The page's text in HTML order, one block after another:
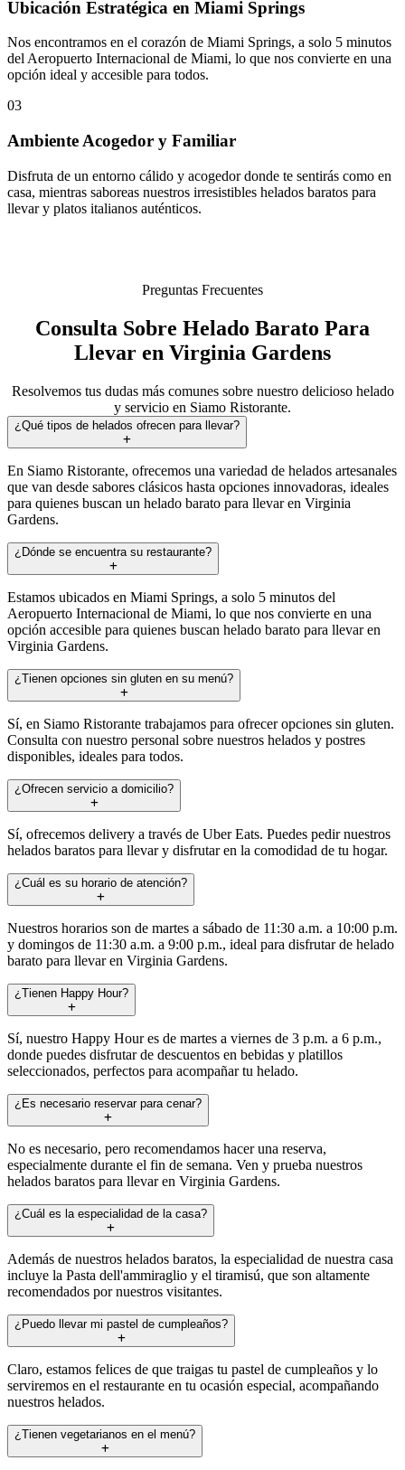
Ubicación Estratégica en Miami Springs
Nos encontramos en el corazón de Miami Springs, a solo 5 minutos
del Aeropuerto Internacional de Miami, lo que nos convierte en una
opción ideal y accesible para todos.
03
Ambiente Acogedor y Familiar
Disfruta de un entorno cálido y acogedor donde te sentirás como en
casa, mientras saboreas nuestros irresistibles helados baratos para
llevar y platos italianos auténticos.
Preguntas Frecuentes
Consulta Sobre Helado Barato Para
Llevar en Virginia Gardens
Resolvemos tus dudas más comunes sobre nuestro delicioso helado
y servicio en Siamo Ristorante.
¿Qué tipos de helados ofrecen para llevar?
En Siamo Ristorante, ofrecemos una variedad de helados artesanales
que van desde sabores clásicos hasta opciones innovadoras, ideales
para quienes buscan un helado barato para llevar en Virginia
Gardens.
¿Dónde se encuentra su restaurante?
Estamos ubicados en Miami Springs, a solo 5 minutos del
Aeropuerto Internacional de Miami, lo que nos convierte en una
opción accesible para quienes buscan helado barato para llevar en
Virginia Gardens.
¿Tienen opciones sin gluten en su menú?
Sí, en Siamo Ristorante trabajamos para ofrecer opciones sin gluten.
Consulta con nuestro personal sobre nuestros helados y postres
disponibles, ideales para todos.
¿Ofrecen servicio a domicilio?
Sí, ofrecemos delivery a través de Uber Eats. Puedes pedir nuestros
helados baratos para llevar y disfrutar en la comodidad de tu hogar.
¿Cuál es su horario de atención?
Nuestros horarios son de martes a sábado de 11:30 a.m. a 10:00 p.m.
y domingos de 11:30 a.m. a 9:00 p.m., ideal para disfrutar de helado
barato para llevar en Virginia Gardens.
¿Tienen Happy Hour?
Sí, nuestro Happy Hour es de martes a viernes de 3 p.m. a 6 p.m.,
donde puedes disfrutar de descuentos en bebidas y platillos
seleccionados, perfectos para acompañar tu helado.
¿Es necesario reservar para cenar?
No es necesario, pero recomendamos hacer una reserva,
especialmente durante el fin de semana. Ven y prueba nuestros
helados baratos para llevar en Virginia Gardens.
¿Cuál es la especialidad de la casa?
Además de nuestros helados baratos, la especialidad de nuestra casa
incluye la Pasta dell'ammiraglio y el tiramisú, que son altamente
recomendados por nuestros visitantes.
¿Puedo llevar mi pastel de cumpleaños?
Claro, estamos felices de que traigas tu pastel de cumpleaños y lo
serviremos en el restaurante en tu ocasión especial, acompañando
nuestros helados.
¿Tienen vegetarianos en el menú?